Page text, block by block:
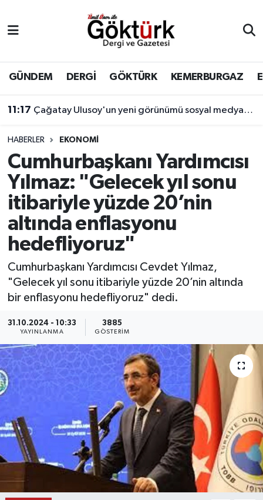
GÜNDEM DERGİ GÖKTÜRK KEMERBURGAZ
11:17 Çağatay Ulusoy'un yeni görünümü sosyal medyada gündem yarattı
HABERLER EKONOMİ
Cumhurbaşkanı Yardımcısı
Yılmaz: "Gelecek yıl sonu
itibariyle yüzde 20’nin
altında enflasyonu
hedefliyoruz"
Cumhurbaşkanı Yardımcısı Cevdet Yılmaz,
"Gelecek yıl sonu itibariyle yüzde 20’nin altında
bir enflasyonu hedefliyoruz" dedi.
31.10.2024 - 10:33
YAYINLANMA
3885
GÖSTERIM
BİLİM
DERGİ
DÜNYA
EĞİTİM
EKONOMİ
GÖKTÜRK
GÜNDEM
KEMERBURGAZ
MAGAZİN
ÖZEL HABER
SPOR
TEKNOLOJİ
TİCARET
Eyüpsultan Hava Durumu
Eyüpsultan Trafik Yoğunluk Haritası
Süper Lig Puan Durumu ve Fikstür
Tüm Manşetler
Son Dakika Haberleri
Haber Arşivi